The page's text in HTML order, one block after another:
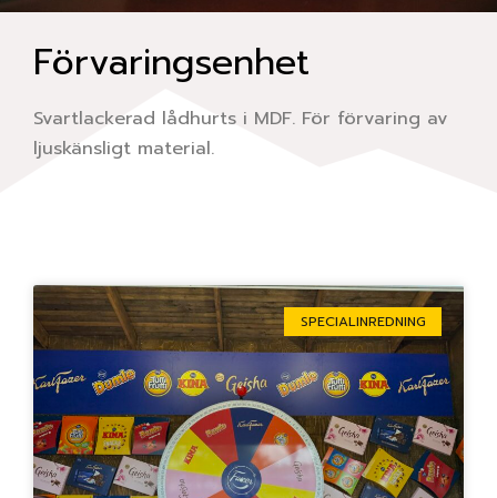
Förvaringsenhet
Svartlackerad lådhurts i MDF. För förvaring av
ljuskänsligt material.
SPECIALINREDNING
Sida Sida Sida Sida Sida